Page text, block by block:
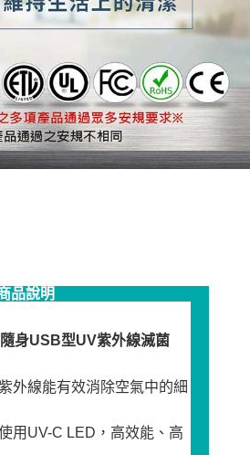
品說明
身USB型UV紫外線滅菌
外線能有效消除空氣中的細
用UV-C LED，高效能、高